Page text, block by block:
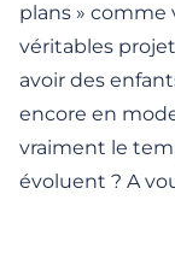
plans » comme
véritables
avoir des
encore en
vraiment le
évoluent ? A